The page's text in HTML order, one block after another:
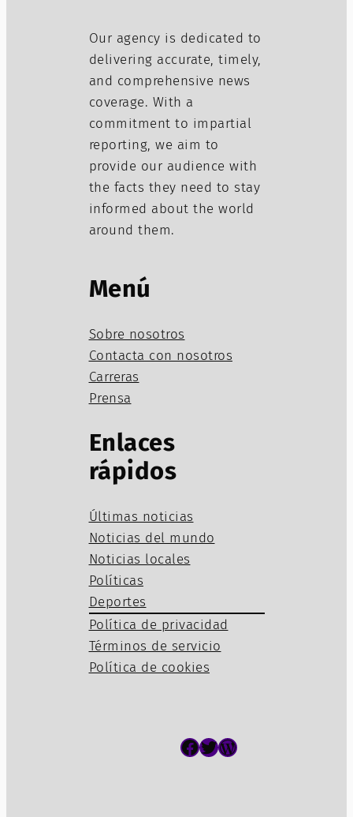
Our agency is dedicated to
delivering accurate, timely,
and comprehensive news
coverage. With a
commitment to impartial
reporting, we aim to
provide our audience with
the facts they need to stay
informed about the world
around them.
Menú
Sobre nosotros
Contacta con nosotros
Carreras
Prensa
Enlaces
rápidos
Últimas noticias
Noticias del mundo
Noticias locales
Políticas
Deportes
Política de privacidad
Términos de servicio
Política de cookies
Facebook Twitter WordPress